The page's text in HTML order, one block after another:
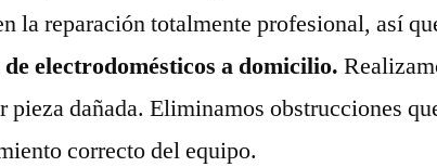
la reparación totalmente profesional, así
electrodomésticos a domicilio.
dañada. Eliminamos obstrucciones
correcto del equipo.